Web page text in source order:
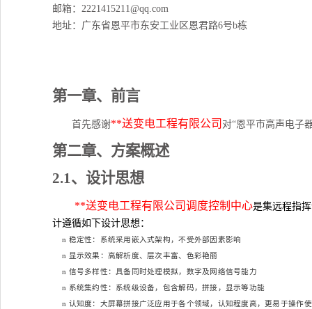
邮箱： 2221415211@qq.com
地址： 广东省恩平市东安工业区恩君路6号b栋
第一章、 前言
首先感谢**送变电工程有限公司 对“恩平市高声电子
第二章、 方案概述
2.1、设计思想
**送变电工程有限公司调度控制中心是集远程指
计遵循如下设计思想：
n 稳定性：系统采用嵌入式架构，不受外部因素影响
n 显示效果：高解析度、层次丰富、色彩艳丽
n 信号多样性：具备同时处理模拟，数字及网络信号能力
n 系统集约性：系统级设备，包含解码，拼接，显示等功能
n 认知度：大屏幕拼接广泛应用于各个领域，认知程度高，更易于操作